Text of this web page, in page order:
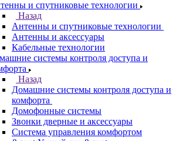
и спутниковые технологии
Назад
Антенны и спутниковые технологии
Антенны и аксессуары
Кабельные технологии
системы контроля доступа и
Назад
Домашние системы контроля доступа и
комфорта
Домофонные системы
Звонки дверные и аксессуары
Система управления комфортом